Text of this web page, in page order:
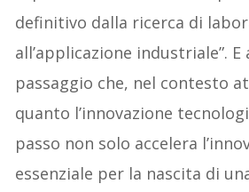
definitivo dalla ricerca di
all’applicazione industriale”.
passaggio che, nel contesto
quanto l’innovazione
passo non solo accelera
essenziale per la nascita di